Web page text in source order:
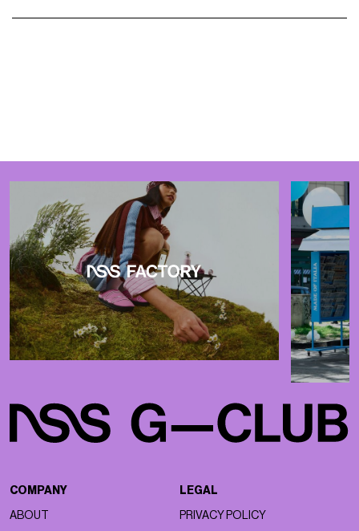
COMPANY
ABOUT
LEGAL
PRIVACY POLICY